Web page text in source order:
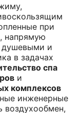
при
, напрямую
душевыми и
в задачах
спа
и
комплексов
инженерные
воздухообмен,